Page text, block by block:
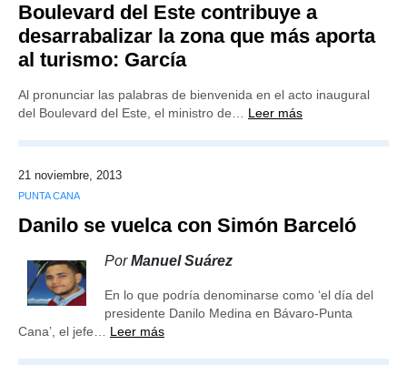
Boulevard del Este contribuye a
desarrabalizar la zona que más aporta
al turismo: García
Al pronunciar las palabras de bienvenida en el acto inaugural
del Boulevard del Este, el ministro de… Leer más
21 noviembre, 2013
PUNTA CANA
Danilo se vuelca con Simón Barceló
PorManuel Suárez
En lo que podría denominarse como ‘el día del
presidente Danilo Medina en Bávaro-Punta
Cana’, el jefe… Leer más